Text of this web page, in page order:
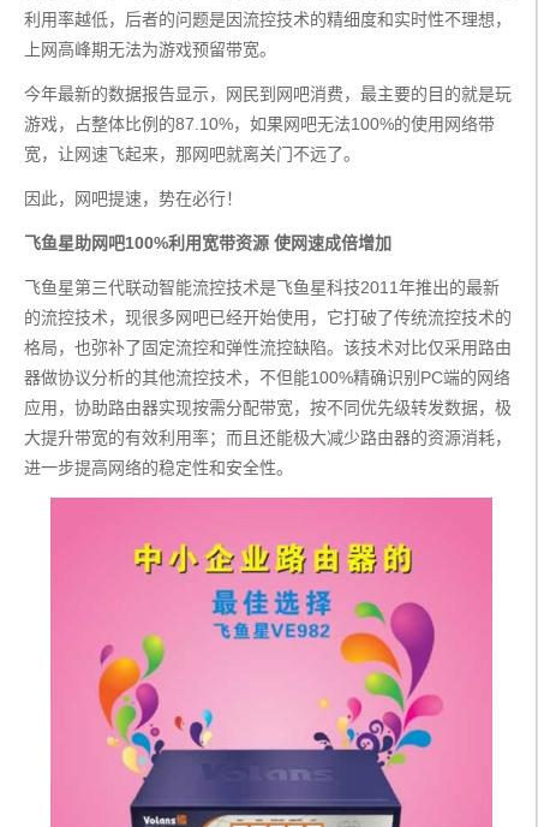
利用率越低，后者的问题是因流控技术的精细度和实时性不理想，
上网高峰期无法为游戏预留带宽。
今年最新的数据报告显示，网民到网吧消费，最主要的目的就是玩
游戏，占整体比例的87.10%，如果网吧无法100%的使用网络带
宽，让网速飞起来，那网吧就离关门不远了。
因此，网吧提速，势在必行！
飞鱼星助网吧100%利用宽带资源 使网速成倍增加
飞鱼星第三代联动智能流控技术是飞鱼星科技2011年推出的最新
的流控技术，现很多网吧已经开始使用，它打破了传统流控技术的
格局，也弥补了固定流控和弹性流控缺陷。该技术对比仅采用路由
器做协议分析的其他流控技术，不但能100%精确识别PC端的网络
应用，协助路由器实现按需分配带宽，按不同优先级转发数据，极
大提升带宽的有效利用率；而且还能极大减少路由器的资源消耗，
进一步提高网络的稳定性和安全性。